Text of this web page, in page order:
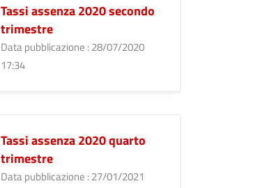
Tassi assenza 2020 secondo
trimestre
Data pubblicazione : 28/07/2020
17:34
Tassi assenza 2020 quarto
trimestre
Data pubblicazione : 27/01/2021